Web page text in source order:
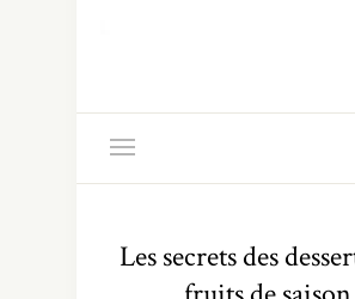
Les secrets des